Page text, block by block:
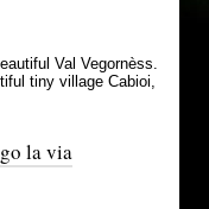
Val Vegornèss.
tiny village Cabioi,
la via